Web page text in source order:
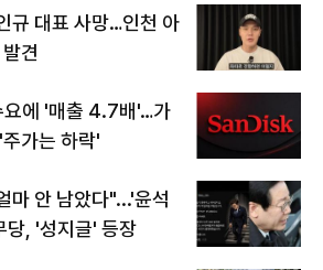
규 대표 사망…인천 아
견
요에 '매출 4.7배'…가
가는 하락'
마 안 남았다"...'윤석
당, '성지글' 등장